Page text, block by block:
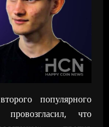
популярного
что